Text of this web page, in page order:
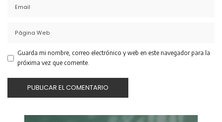
Guarda mi nombre, correo electrónico y web en este navegador para la
próxima vez que comente.